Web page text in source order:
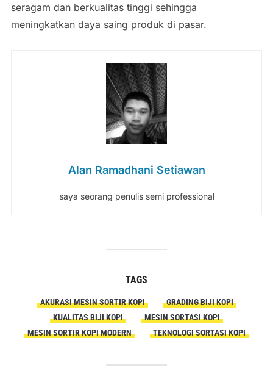
seragam dan berkualitas tinggi sehingga
meningkatkan daya saing produk di pasar.
Alan Ramadhani Setiawan
saya seorang penulis semi professional
TAGS
AKURASI MESIN SORTIR KOPI
GRADING BIJI KOPI
KUALITAS BIJI KOPI
MESIN SORTASI KOPI
MESIN SORTIR KOPI MODERN
TEKNOLOGI SORTASI KOPI